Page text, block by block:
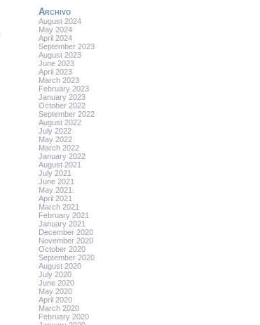
Archivo
August 2024
May 2024
April 2024
September 2023
August 2023
June 2023
April 2023
March 2023
February 2023
January 2023
October 2022
September 2022
August 2022
July 2022
May 2022
March 2022
January 2022
August 2021
July 2021
June 2021
May 2021
April 2021
March 2021
February 2021
January 2021
December 2020
November 2020
October 2020
September 2020
August 2020
July 2020
June 2020
May 2020
April 2020
March 2020
February 2020